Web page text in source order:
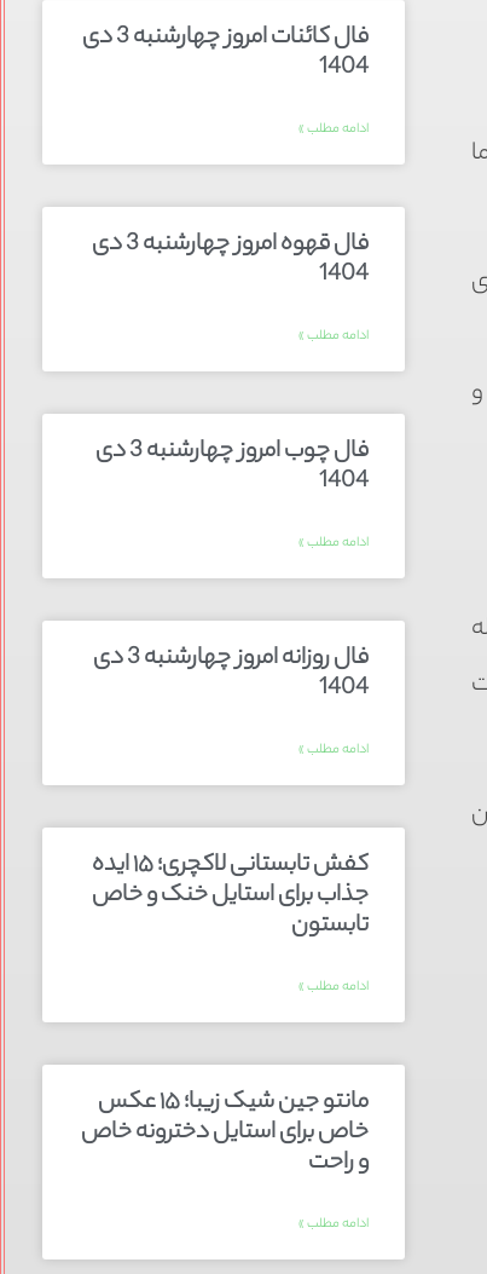
فال کائنات امروز چهارشنبه 3 دی
1404
ادامه مطلب »
فال قهوه امروز چهارشنبه 3 دی
1404
ادامه مطلب »
فال چوب امروز چهارشنبه 3 دی
1404
ادامه مطلب »
فال روزانه امروز چهارشنبه 3 دی
1404
ادامه مطلب »
کفش تابستانی لاکچری؛ ۱۵ ایده‌
جذاب برای استایل خنک و خاص
تابستون
ادامه مطلب »
مانتو جین شیک زیبا؛ ۱۵ عکس
خاص برای استایل دخترونه خاص
و راحت
ادامه مطلب »